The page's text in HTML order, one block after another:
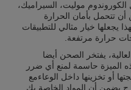
موليت، السيراميك،
تتحمل بأمان الحرارة
يجعلها خيار مثالي للتطبيقات
حرارة مرتفعة.
يفتخر الصحن أيضا
الميزة حاسمة لمنع أي ضرر
أو تخزينها داخل الوعاءمع
يضمن أن المواد الخاصة بك